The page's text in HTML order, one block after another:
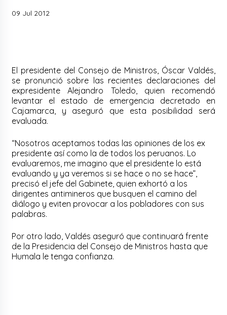
09 Jul 2012
El presidente del Consejo de Ministros, Óscar Valdés,
se pronunció sobre las recientes declaraciones del
expresidente Alejandro Toledo, quien recomendó
levantar el estado de emergencia decretado en
Cajamarca, y aseguró que esta posibilidad será
evaluada.
“Nosotros aceptamos todas las opiniones de los ex
presidente así como la de todos los peruanos. Lo
evaluaremos, me imagino que el presidente lo está
evaluando y ya veremos si se hace o no se hace”,
precisó el jefe del Gabinete, quien exhortó a los
dirigentes antimineros que busquen el camino del
diálogo y eviten provocar a los pobladores con sus
palabras.
Por otro lado, Valdés aseguró que continuará frente
de la Presidencia del Consejo de Ministros hasta que
Humala le tenga confianza.